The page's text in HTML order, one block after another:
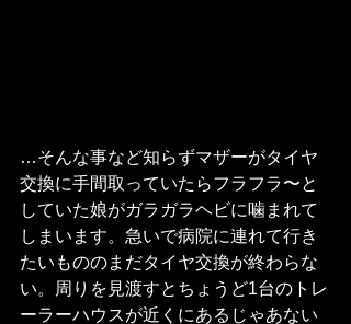
…そんな事など知らずマザーがタイヤ
交換に手間取っていたらフラフラ〜と
していた娘がガラガラヘビに噛まれて
しまいます。急いで病院に連れて行き
たいもののまだタイヤ交換が終わらな
い。周りを見渡すとちょうど1台のトレ
ーラーハウスが近くにあるじゃあない